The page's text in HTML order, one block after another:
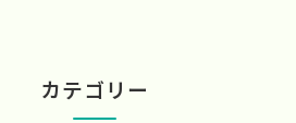
カテゴリー